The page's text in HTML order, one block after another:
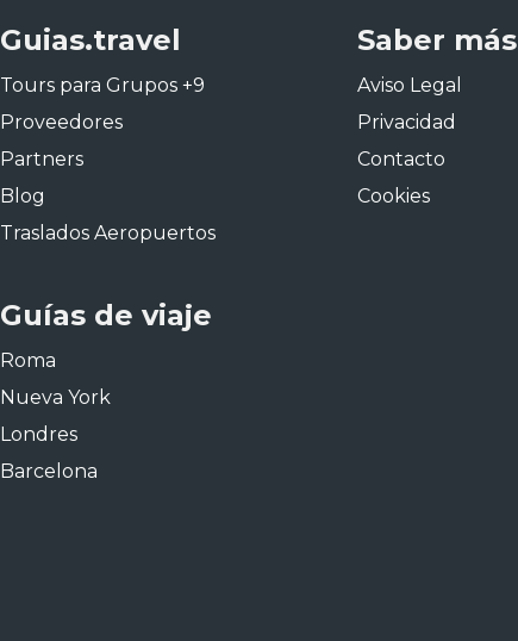
Guias.travel
Tours para Grupos +9
Proveedores
Partners
Blog
Traslados Aeropuertos
Guías de viaje
Roma
Nueva York
Londres
Barcelona
Saber más
Aviso Legal
Privacidad
Contacto
Cookies